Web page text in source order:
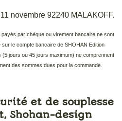
novembre 92240 MALAKOFF.
par chèque ou virement bancaire ne sont
le compte bancaire de SHOHAN Edition
(5 jours ou 45 jours maximum) ne comprennent
des sommes dues pour la commande.
et de souplesse
Shohan-design